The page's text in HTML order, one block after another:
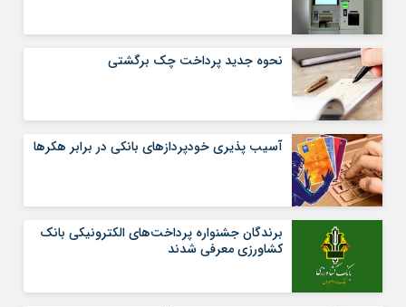
نحوه جدید پرداخت چک برگشتی
آسیب پذیری خودپردازهای بانکی در برابر هکرها
برندگان جشنواره پرداخت‌های الکترونیکی بانک
کشاورزی معرفی شدند